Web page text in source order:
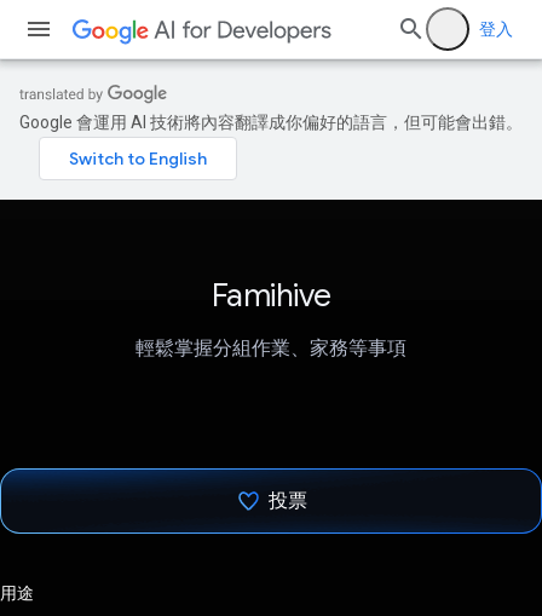
登入
Google 會運用 AI 技術將內容翻譯成你偏好的語言，但可能會出錯。
Famihive
輕鬆掌握分組作業、家務等事項
投票
用途